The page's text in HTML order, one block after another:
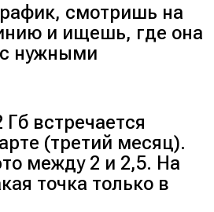
смотришь на
и ищешь, где она
с нужными
встречается
(третий месяц).
между 2 и 2,5. На
точка только в